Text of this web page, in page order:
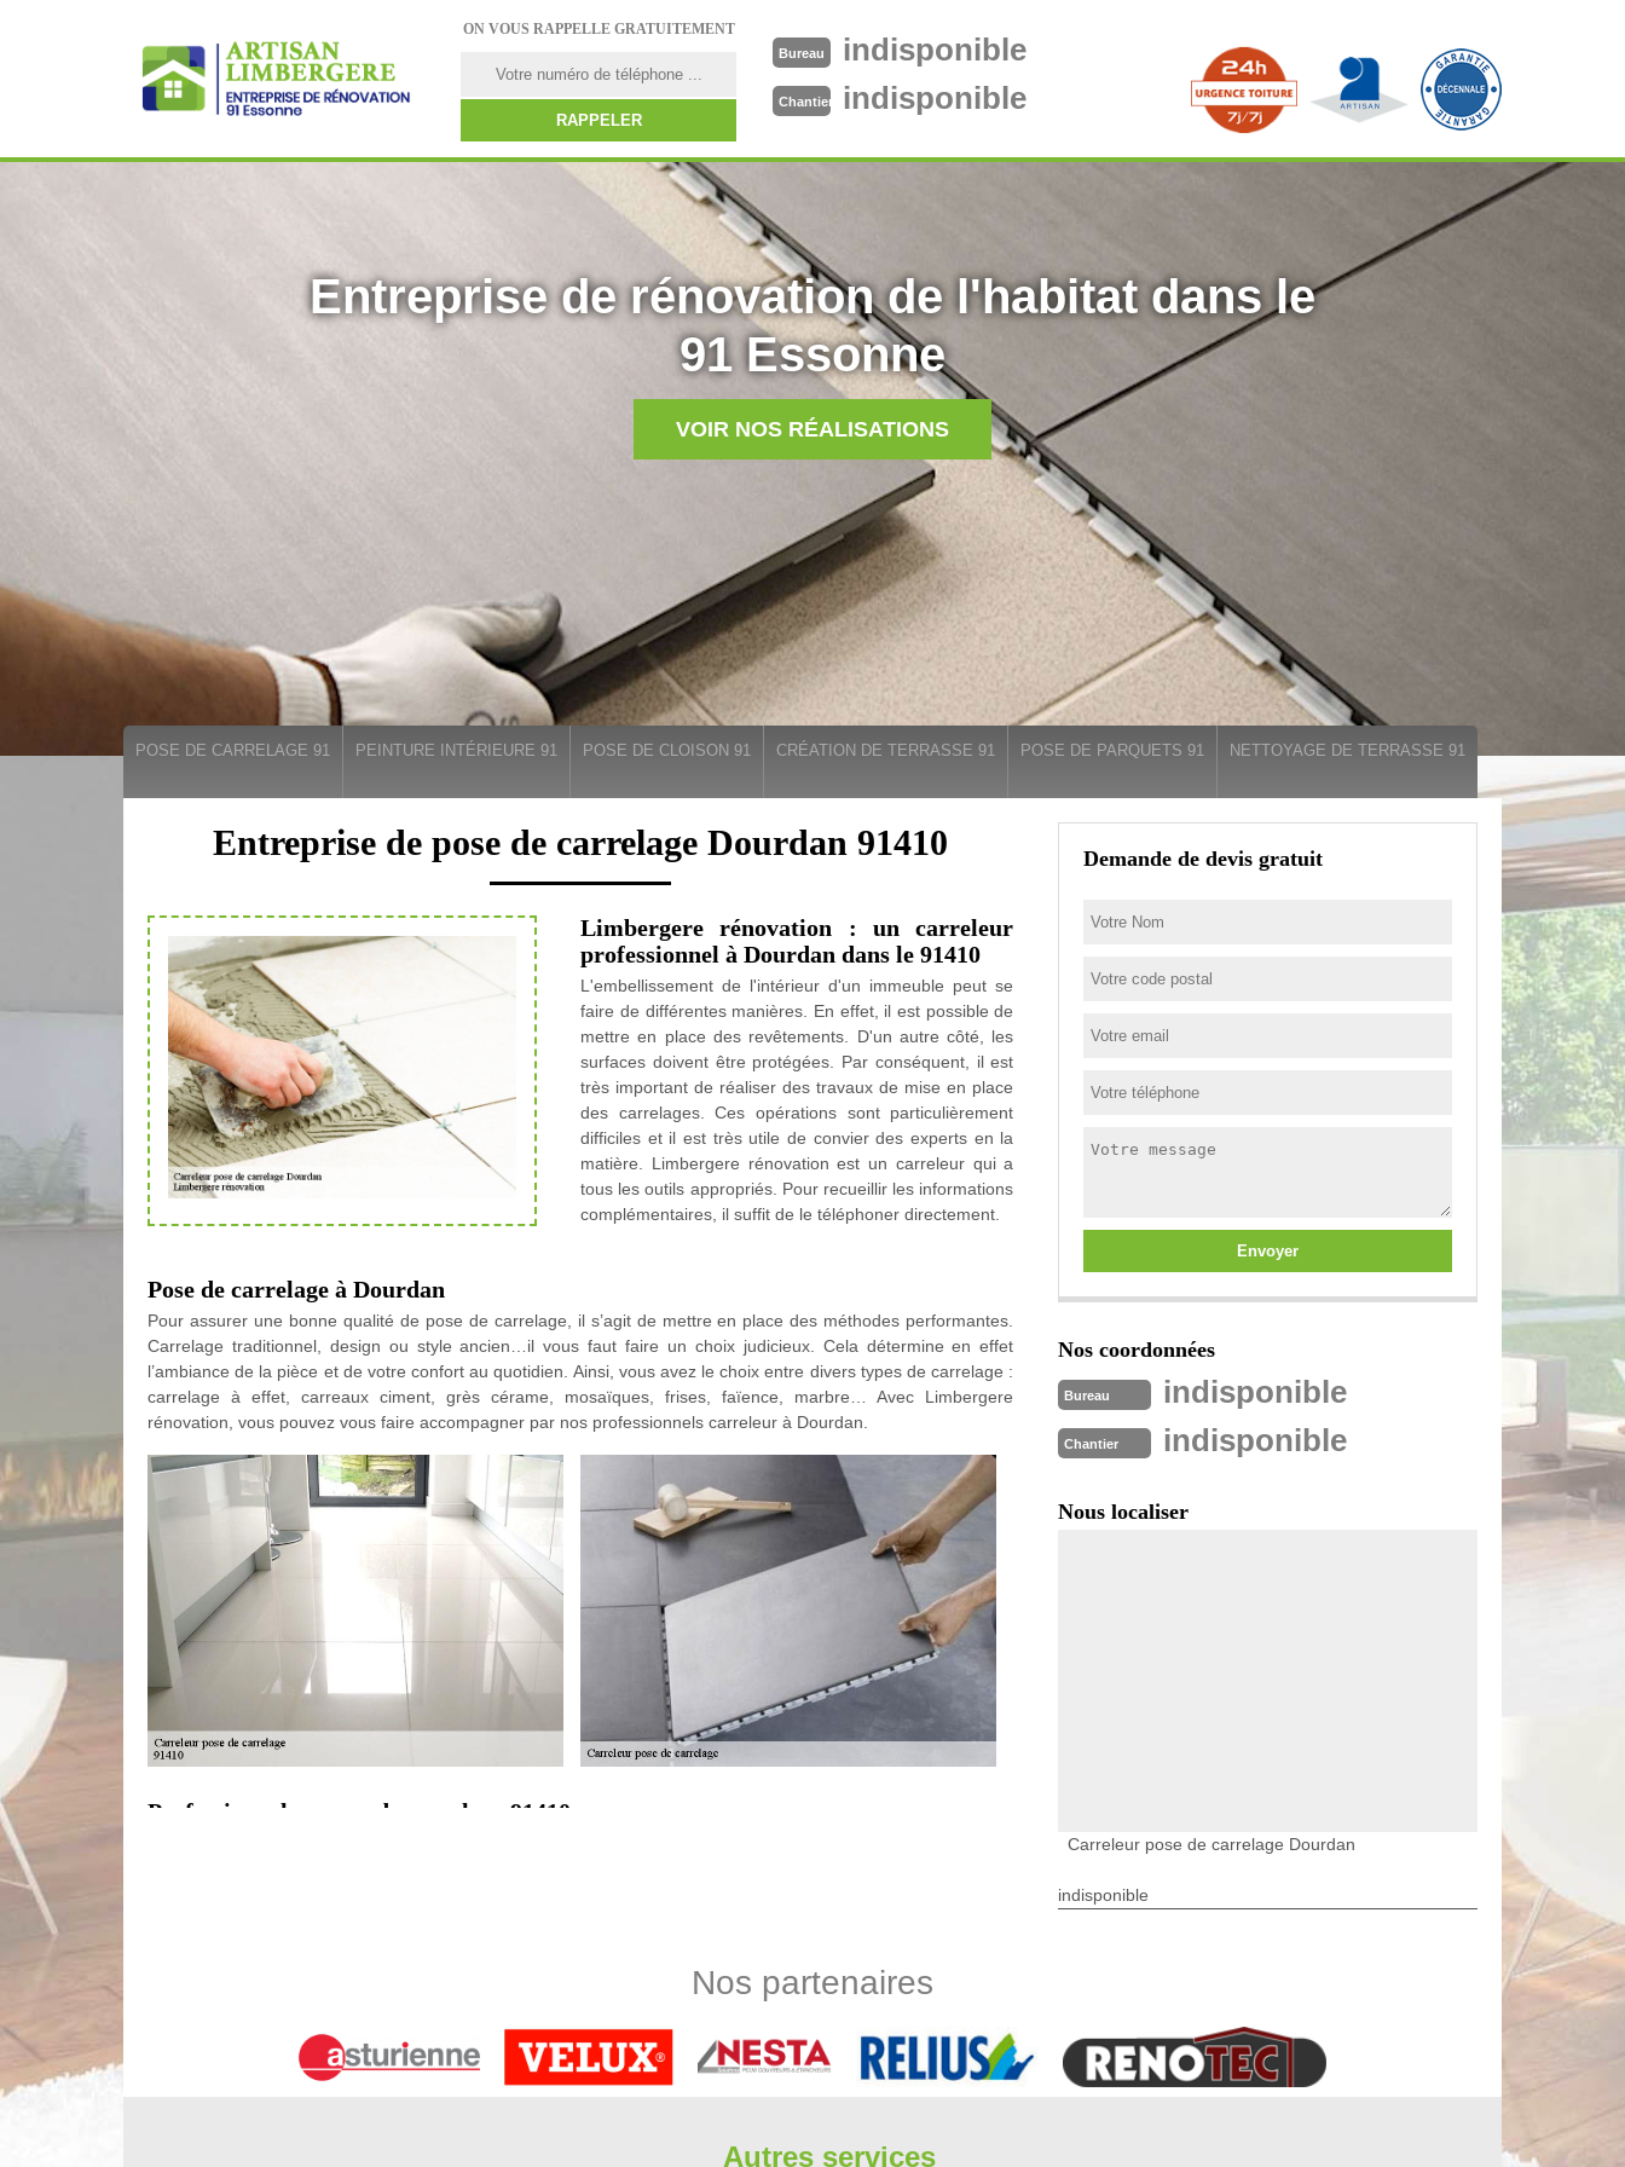
ON VOUS RAPPELLE GRATUITEMENT
Bureau indisponible
Chantier indisponible
Entreprise de rénovation de l'habitat dans le
91 Essonne
VOIR NOS RÉALISATIONS
POSE DE CARRELAGE 91 PEINTURE INTÉRIEURE 91 POSE DE CLOISON 91 CRÉATION DE TERRASSE 91 POSE DE PARQUETS 91 NETTOYAGE DE TERRASSE 91
Entreprise de pose de carrelage Dourdan 91410
Limbergere rénovation : un carreleur
professionnel à Dourdan dans le 91410
L'embellissement de l'intérieur d'un immeuble peut se
faire de différentes manières. En effet, il est possible de
mettre en place des revêtements. D'un autre côté, les
surfaces doivent être protégées. Par conséquent, il est
très important de réaliser des travaux de mise en place
des carrelages. Ces opérations sont particulièrement
difficiles et il est très utile de convier des experts en la
matière. Limbergere rénovation est un carreleur qui a
tous les outils appropriés. Pour recueillir les informations
complémentaires, il suffit de le téléphoner directement.
Pose de carrelage à Dourdan
Pour assurer une bonne qualité de pose de carrelage, il s’agit de mettre en place des méthodes performantes.
Carrelage traditionnel, design ou style ancien…il vous faut faire un choix judicieux. Cela détermine en effet
l’ambiance de la pièce et de votre confort au quotidien. Ainsi, vous avez le choix entre divers types de carrelage :
carrelage à effet, carreaux ciment, grès cérame, mosaïques, frises, faïence, marbre… Avec Limbergere
rénovation, vous pouvez vous faire accompagner par nos professionnels carreleur à Dourdan.
Professionnel en pose de carrelage 91410
Qui peut mettre en place les carrelages dans les cuisines à Dourdan?
permanente, il est indispensable de s'assurer la protection des surfaces. Des revêtements spécifiques sont à
poser. Les propriétaires ont la possibilité de mettre en place des carrelages. Par conséquent, il est très important
Demande de devis gratuit
Nos coordonnées
Bureau indisponible
Chantier indisponible
Nous localiser
Carreleur pose de carrelage Dourdan
indisponible
Nos partenaires
Autres services